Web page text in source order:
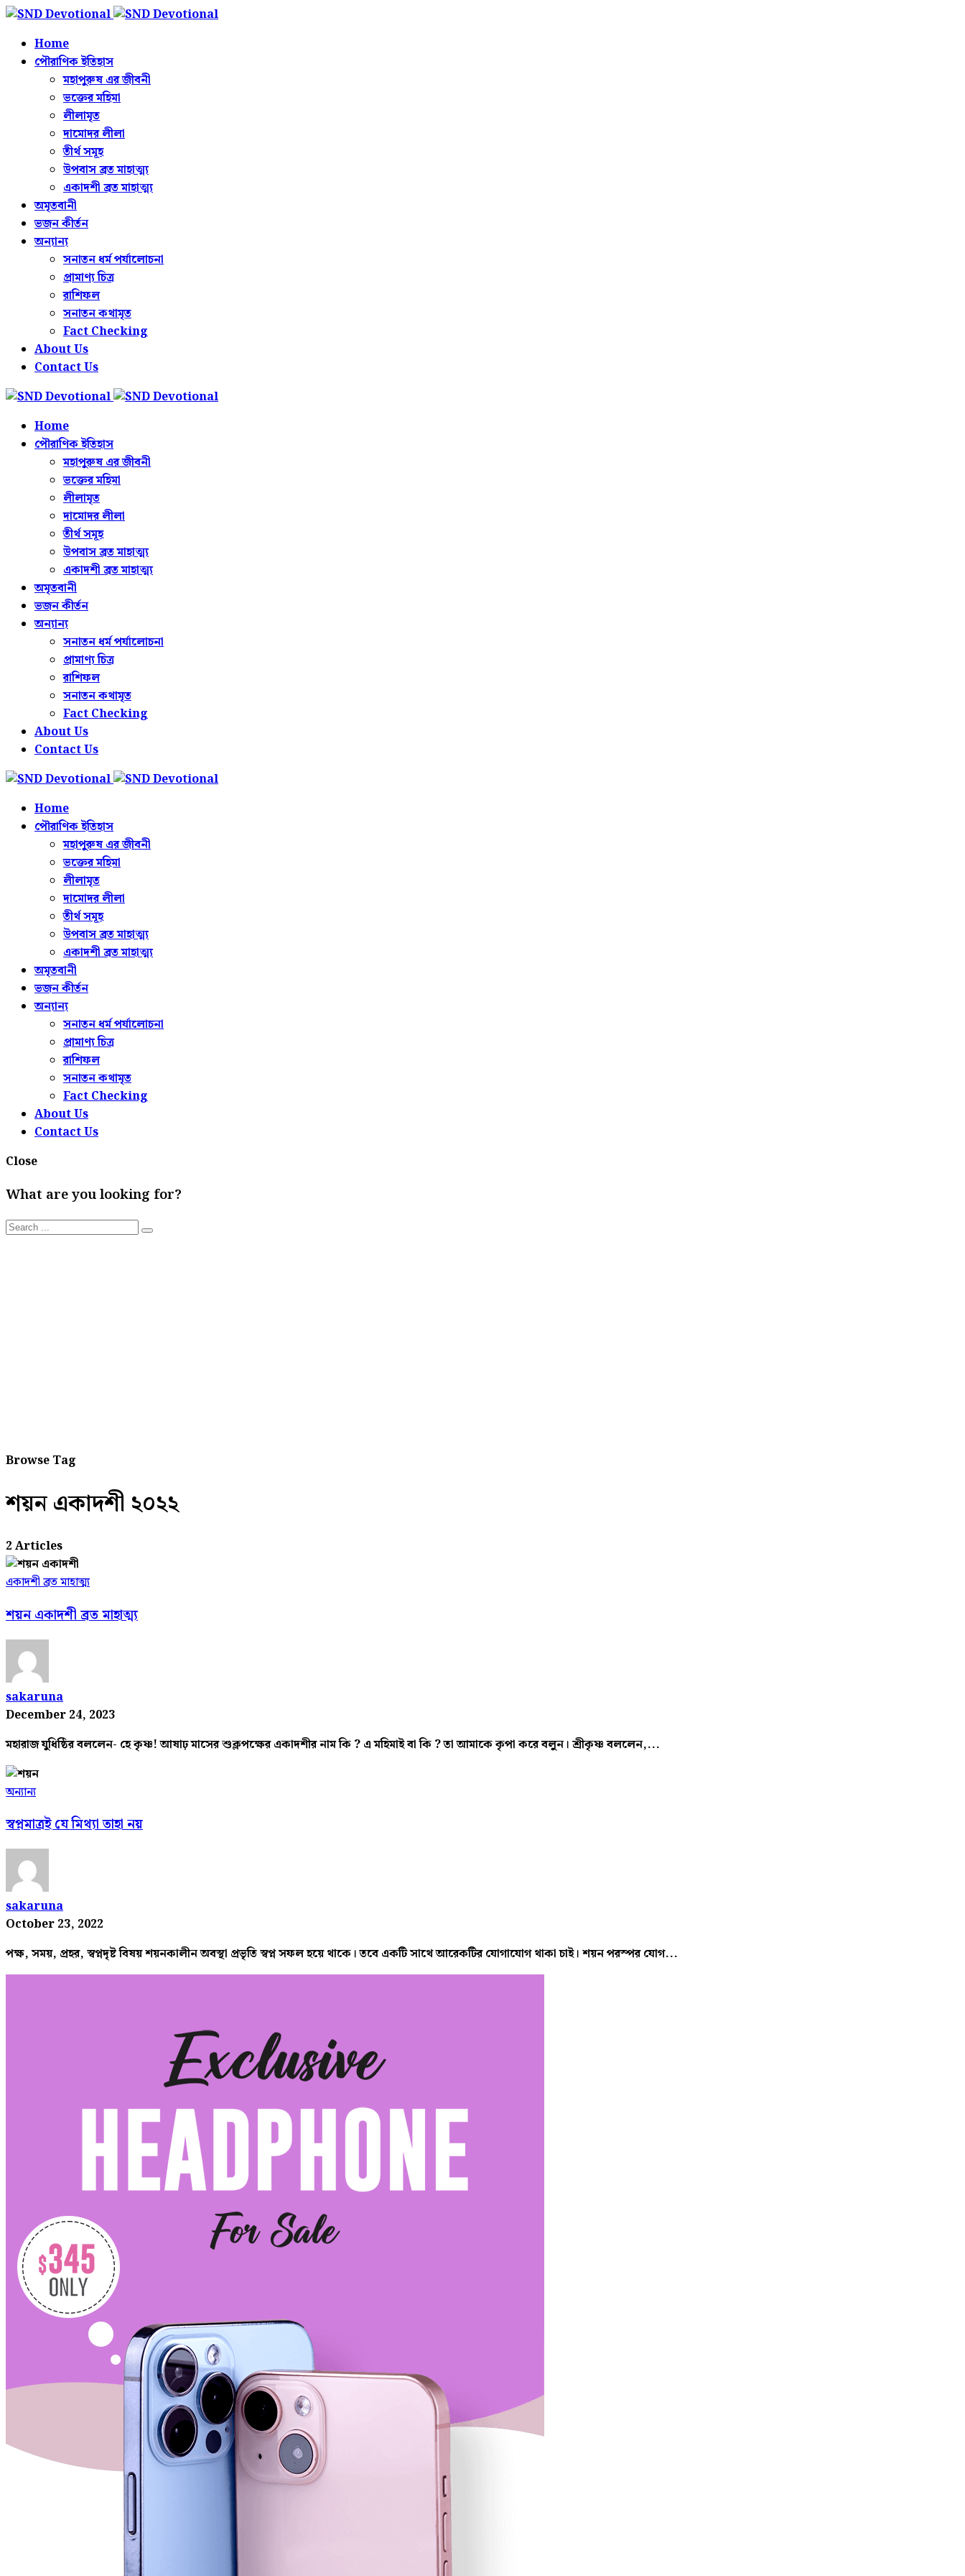
Home
পৌরাণিক ইতিহাস
মহাপুরুষ এর জীবনী
ভক্তের মহিমা
লীলামৃত
দামোদর লীলা
তীর্থ সমূহ
উপবাস ব্রত মাহাত্ম্য
একাদশী ব্রত মাহাত্ম্য
অমৃতবানী
ভজন কীর্তন
অন্যান্য
সনাতন ধর্ম পর্যালোচনা
প্রামাণ্য চিত্র
রাশিফল
সনাতন কথামৃত
Fact Checking
About Us
Contact Us
Home
পৌরাণিক ইতিহাস
মহাপুরুষ এর জীবনী
ভক্তের মহিমা
লীলামৃত
দামোদর লীলা
তীর্থ সমূহ
উপবাস ব্রত মাহাত্ম্য
একাদশী ব্রত মাহাত্ম্য
অমৃতবানী
ভজন কীর্তন
অন্যান্য
সনাতন ধর্ম পর্যালোচনা
প্রামাণ্য চিত্র
রাশিফল
সনাতন কথামৃত
Fact Checking
About Us
Contact Us
Home
পৌরাণিক ইতিহাস
মহাপুরুষ এর জীবনী
ভক্তের মহিমা
লীলামৃত
দামোদর লীলা
তীর্থ সমূহ
উপবাস ব্রত মাহাত্ম্য
একাদশী ব্রত মাহাত্ম্য
অমৃতবানী
ভজন কীর্তন
অন্যান্য
সনাতন ধর্ম পর্যালোচনা
প্রামাণ্য চিত্র
রাশিফল
সনাতন কথামৃত
Fact Checking
About Us
Contact Us
Close
What are you looking for?
Browse Tag
শয়ন একাদশী ২০২২
2 Articles
একাদশী ব্রত মাহাত্ম্য
শয়ন একাদশী ব্রত মাহাত্ম্য
sakaruna
December 24, 2023
মহারাজ যুধিষ্ঠির বললেন- হে কৃষ্ণ! আষাঢ় মাসের শুক্লপক্ষের একাদশীর নাম কি ? এ মহিমাই বা কি ? তা আমাকে কৃপা করে বলুন। শ্রীকৃষ্ণ বললেন,...
অন্যান্য
স্বপ্নমাত্রই যে মিথ্যা তাহা নয়
sakaruna
October 23, 2022
পক্ষ, সময়, প্রহর, স্বপ্নদৃষ্ট বিষয় শয়নকালীন অবস্থা প্রভৃতি স্বপ্ন সফল হয়ে থাকে। তবে একটি সাথে আরেকটির যোগাযোগ থাকা চাই। শয়ন পরস্পর যোগ...